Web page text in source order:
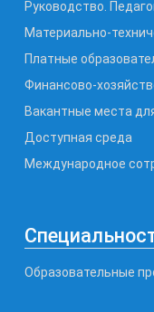
Руководство.
Материально-
Платные
Финансово-
Вакантные места
Доступная среда
Международное
Образовательные